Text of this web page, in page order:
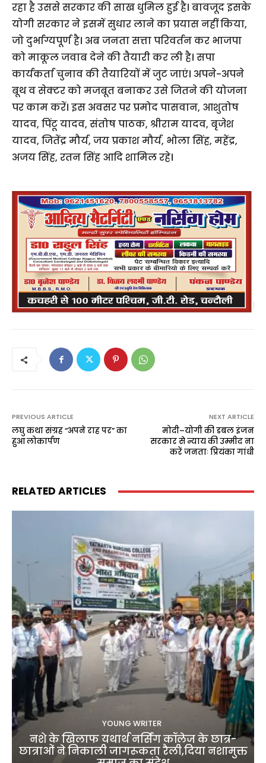
रहा है उससे सरकार की साख धुमिल हुई है। बावजूद इसके
योगी सरकार ने इसमें सुधार लाने का प्रयास नहीं किया,
जो दुर्भाग्यपूर्ण है। अब जनता सत्ता परिवर्तन कर भाजपा
को माकूल जवाब देने की तैयारी कर ली है। सपा
कार्यकर्ता चुनाव की तैयारियों में जुट जाएं। अपने-अपने
बूथ व सेक्टर को मजबूत बनाकर उसे जितने की योजना
पर काम करें। इस अवसर पर प्रमोद पासवान, आशुतोष
यादव, पिंटू यादव, संतोष पाठक, श्रीराम यादव, बृजेश
यादव, जितेंद्र मौर्य, जय प्रकाश मौर्य, भोला सिंह, महेंद्र,
अजय सिंह, रतन सिंह आदि शामिल रहे।
PREVIOUS ARTICLE
लघु कथा संग्रह “अपने राह पर” का
हुआ लोकार्पण
NEXT ARTICLE
मोदी–योगी की डबल इंजन
सरकार से न्याय की उम्मीद ना
करें जनताः प्रियंका गांधी
RELATED ARTICLES
YOUNG WRITER
नशे के खिलाफ यथार्थ नर्सिंग कॉलेज के छात्र-
छात्राओं ने निकाली जागरूकता रैली,दिया नशामुक्त